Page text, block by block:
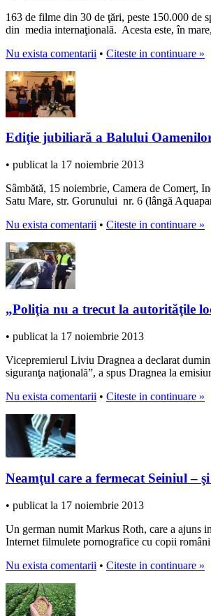
163 de filme din 30 de ţări, peste 150.000 de
din media internaţională. Acesta este, în
Nu exista comentarii • Citeste in continuare »
Ediţie jubiliară a Balului
• publicat la 17 noiembrie 2013
Sâmbătă, 15 noiembrie, Camera de Comerț,
Satu Mare, str. Gorunului nr. 6 (lângă
Nu exista comentarii • Citeste in continuare »
„Poliţia nu a trecut la autorităţile
• publicat la 17 noiembrie 2013
Vicepremierul Liviu Dragnea a declarat
siguranţa naţională”, a spus Dragnea la
Nu exista comentarii • Citeste in continuare »
Neamţul care a fermecat Seiniul –
• publicat la 17 noiembrie 2013
Un german numit Markus Roth, care a ajuns
Internet filmulete pornografice cu copii
Nu exista comentarii • Citeste in continuare »